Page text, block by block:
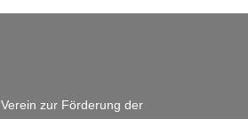
zur Förderung der